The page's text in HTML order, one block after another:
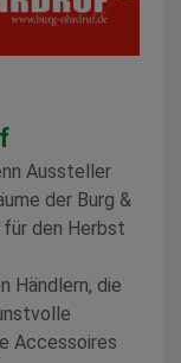
Aussteller
der Burg &
für den Herbst
Händlern, die
Accessoires